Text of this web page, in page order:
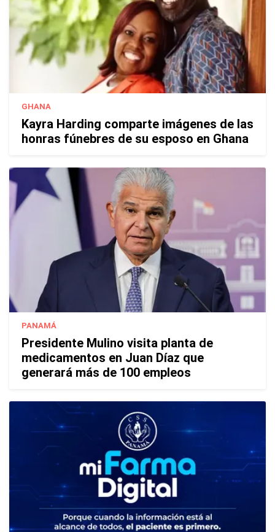
GHANA
Kayra Harding comparte imágenes de las
honras fúnebres de su esposo en Ghana
PANAMÁ
Presidente Mulino visita planta de
medicamentos en Juan Díaz que
generará más de 100 empleos